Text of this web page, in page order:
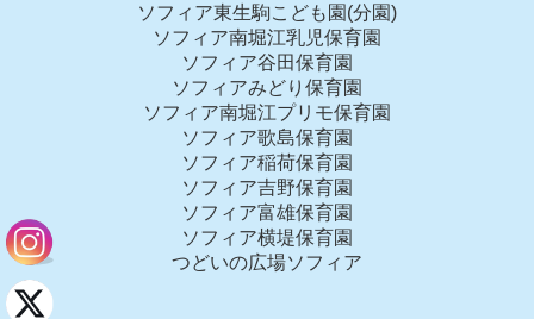
ソフィア東生駒こども園(分園)
ソフィア南堀江乳児保育園
ソフィア谷田保育園
ソフィアみどり保育園
ソフィア南堀江プリモ保育園
ソフィア歌島保育園
ソフィア稲荷保育園
ソフィア吉野保育園
ソフィア富雄保育園
ソフィア横堤保育園
つどいの広場ソフィア